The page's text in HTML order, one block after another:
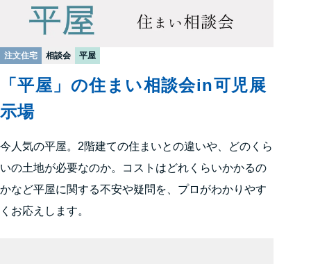
注文住宅 相談会 平屋
「平屋」の住まい相談会in可児展
示場
今人気の平屋。2階建ての住まいとの違いや、どのくら
いの土地が必要なのか。コストはどれくらいかかるの
かなど平屋に関する不安や疑問を、プロがわかりやす
くお応えします。